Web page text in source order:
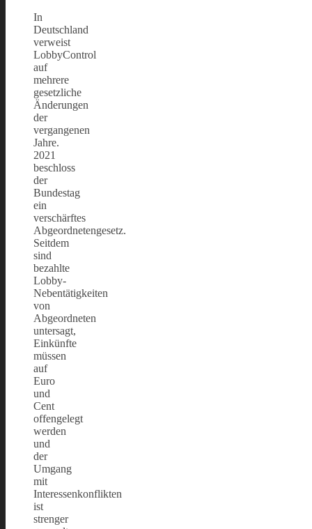
In
Deutschland
verweist
LobbyControl
auf
mehrere
gesetzliche
Änderungen
der
vergangenen
Jahre.
2021
beschloss
der
Bundestag
ein
verschärftes
Abgeordnetengesetz.
Seitdem
sind
bezahlte
Lobby-
Nebentätigkeiten
von
Abgeordneten
untersagt,
Einkünfte
müssen
auf
Euro
und
Cent
offengelegt
werden
und
der
Umgang
mit
Interessenkonflikten
ist
strenger